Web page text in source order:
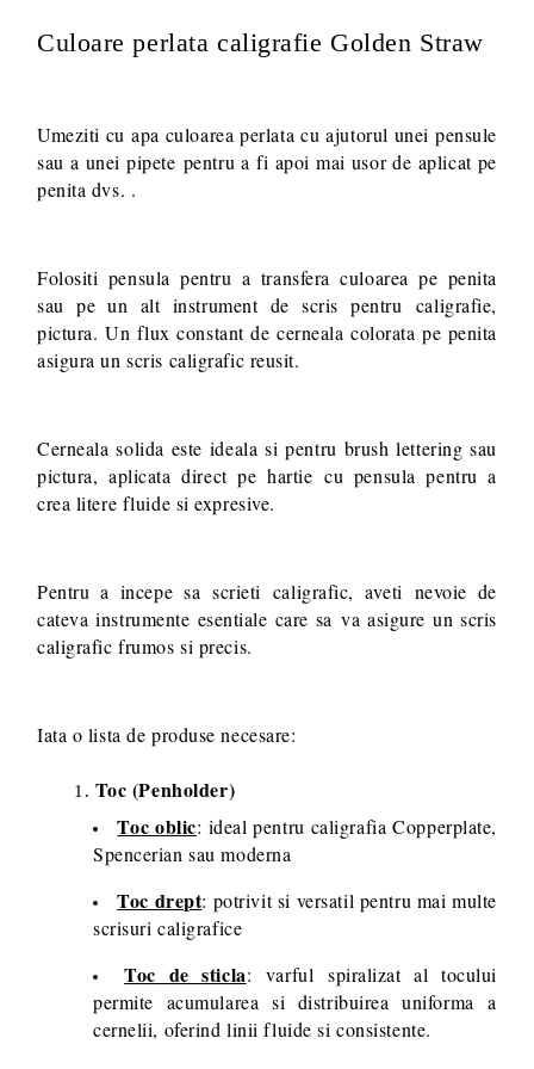
Va multumim! Veti fi contactat pentru stabilirea eventualelor detalii
suplimentare necesare procesarii comenzii dumneavoastra.
Culoare perlata caligrafie Golden Straw
Umeziti cu apa culoarea perlata cu ajutorul unei pensule
sau a unei pipete pentru a fi apoi mai usor de aplicat pe
penita dvs. .
Folositi pensula pentru a transfera culoarea pe penita
sau pe un alt instrument de scris pentru caligrafie,
pictura. Un flux constant de cerneala colorata pe penita
asigura un scris caligrafic reusit.
Cerneala solida este ideala si pentru brush lettering sau
pictura, aplicata direct pe hartie cu pensula pentru a
crea litere fluide si expresive.
Pentru a incepe sa scrieti caligrafic, aveti nevoie de
cateva instrumente esentiale care sa va asigure un scris
caligrafic frumos si precis.
Iata o lista de produse necesare:
Toc (Penholder)
Toc oblic: ideal pentru caligrafia Copperplate,
Spencerian sau moderna
Toc drept: potrivit si versatil pentru mai multe
scrisuri caligrafice
Toc de sticla: varful spiralizat al tocului
permite acumularea si distribuirea uniforma a
cernelii, oferind linii fluide si consistente.